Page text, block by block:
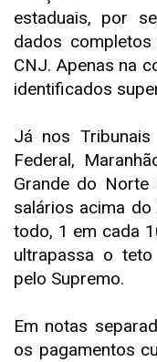
estaduais, por
dados
CNJ. Apenas na
identificados
Já nos
Federal,
Grande do Norte
salários acima
todo, 1 em cada
ultrapassa o
pelo Supremo.
Em notas
os pagamentos